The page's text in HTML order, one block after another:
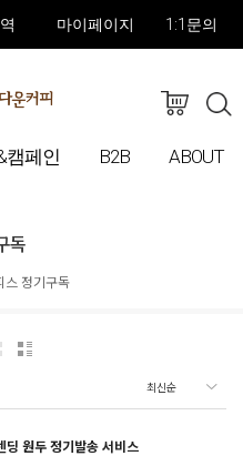
마이페이지 1:1문의
캠페인 B2B ABOUT
독
스 정기구독
딩 원두 정기발송 서비스